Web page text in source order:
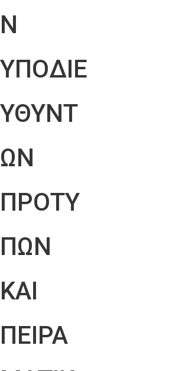
Ν
ΥΠΟΔΙΕ
ΥΘΥΝΤ
ΩΝ
ΠΡΟΤΥ
ΠΩΝ
ΚΑΙ
ΠΕΙΡΑ